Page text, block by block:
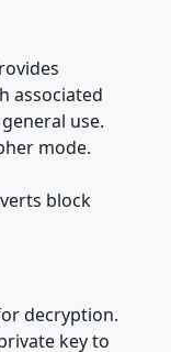
associated
use.
mode.
block
decryption.
key to